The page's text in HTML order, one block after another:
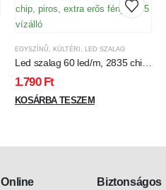
EGYSZÍNŰ KÜLTÉRI LED SZALAG
Led szalag 60 led/m, 2835 chip,
piros, extra erős fény, IP65
vízálló
1.790 Ft
KOSÁRBA TESZEM
Online
Biztonságos